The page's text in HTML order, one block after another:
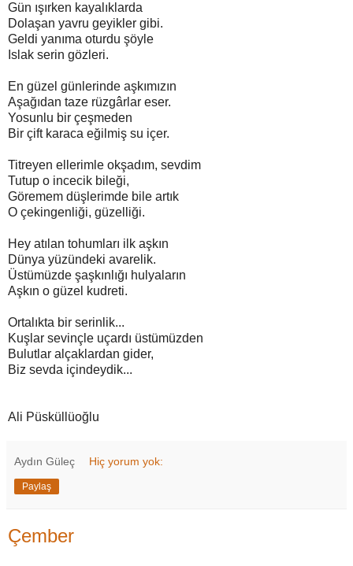
Gün ışırken kayalıklarda
Dolaşan yavru geyikler gibi.
Geldi yanıma oturdu şöyle
Islak serin gözleri.
En güzel günlerinde aşkımızın
Aşağıdan taze rüzgârlar eser.
Yosunlu bir çeşmeden
Bir çift karaca eğilmiş su içer.
Titreyen ellerimle okşadım, sevdim
Tutup o incecik bileği,
Göremem düşlerimde bile artık
O çekingenliği, güzelliği.
Hey atılan tohumları ilk aşkın
Dünya yüzündeki avarelik.
Üstümüzde şaşkınlığı hulyaların
Aşkın o güzel kudreti.
Ortalıkta bir serinlik...
Kuşlar sevinçle uçardı üstümüzden
Bulutlar alçaklardan gider,
Biz sevda içindeydik...
Ali Püsküllüoğlu
Aydın Güleç Hiç yorum yok:
Paylaş
Çember